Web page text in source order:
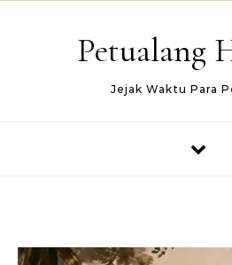
Petualang
Jejak Waktu Para